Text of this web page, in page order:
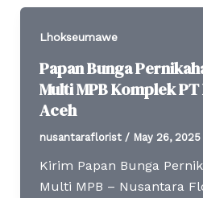
Lhokseumawe
Papan Bunga
Multi MPB Komplek
Aceh
nusantaraflorist / May 26, 2025
Kirim Papan Bunga
Multi MPB – Nusantara